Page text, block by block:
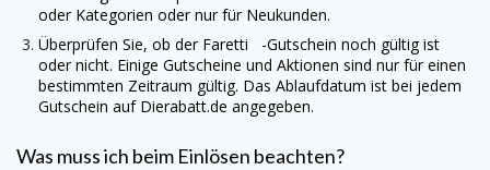
oder Kategorien oder nur für Neukunden.
Überprüfen Sie, ob der Faretti -Gutschein noch gültig ist
oder nicht. Einige Gutscheine und Aktionen sind nur für einen
bestimmten Zeitraum gültig. Das Ablaufdatum ist bei jedem
Gutschein auf Dierabatt.de angegeben.
Was muss ich beim Einlösen beachten?